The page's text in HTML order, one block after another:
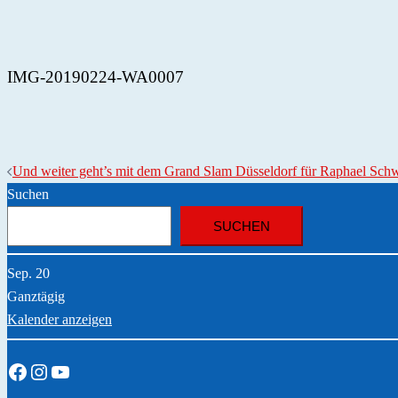
IMG-20190224-WA0007
Und weiter geht’s mit dem Grand Slam Düsseldorf für Raphael
Suchen
SUCHEN
Sep. 20
Ganztägig
Kalender anzeigen
Facebook
Instagram
YouTube